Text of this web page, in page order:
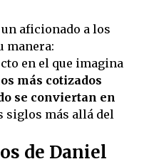
un aficionado a los
manera:
en el que imagina
más cotizados
se conviertan en
siglos más allá del
de Daniel